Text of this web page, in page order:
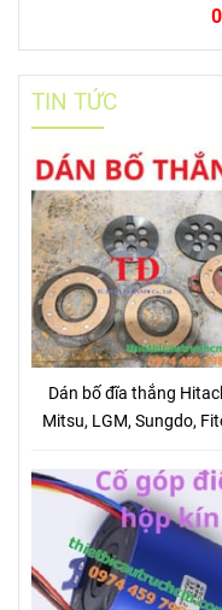
TIN TỨC
Dán bố đĩa thắng
Mitsu, LGM, Sungdo,